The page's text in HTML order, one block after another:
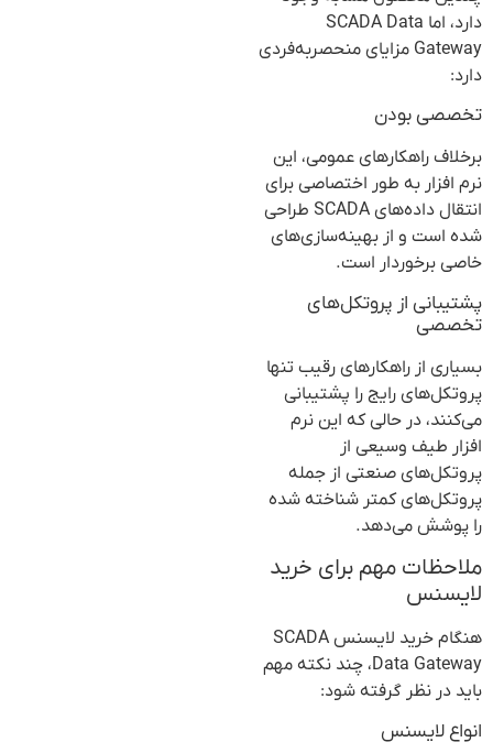
دارد، اما SCADA Data
Gateway مزایای منحصربه‌فردی
دارد:
تخصصی بودن
برخلاف راهکارهای عمومی، این
نرم افزار به طور اختصاصی برای
انتقال داده‌های SCADA طراحی
شده است و از بهینه‌سازی‌های
خاصی برخوردار است.
پشتیبانی از پروتکل‌های
تخصصی
بسیاری از راهکارهای رقیب تنها
پروتکل‌های رایج را پشتیبانی
می‌کنند، در حالی که این نرم
افزار طیف وسیعی از
پروتکل‌های صنعتی از جمله
پروتکل‌های کمتر شناخته شده
را پوشش می‌دهد.
ملاحظات مهم برای خرید
لایسنس
هنگام خرید لایسنس SCADA
Data Gateway، چند نکته مهم
باید در نظر گرفته شود:
انواع لایسنس